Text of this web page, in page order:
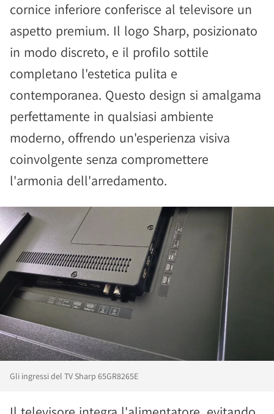
cornice inferiore conferisce al televisore un
aspetto premium. Il logo Sharp, posizionato
in modo discreto, e il profilo sottile
completano l'estetica pulita e
contemporanea. Questo design si amalgama
perfettamente in qualsiasi ambiente
moderno, offrendo un'esperienza visiva
coinvolgente senza compromettere
l'armonia dell'arredamento.
Gli ingressi del TV Sharp 65GR8265E